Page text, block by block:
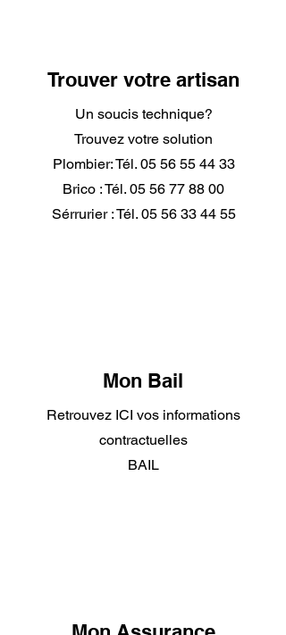
Trouver votre artisan
Un soucis technique?
Trouvez votre solution
Plombier: Tél. 05 56 55 44 33
Brico : Tél. 05 56 77 88 00
Sérrurier : Tél. 05 56 33 44 55
Mon Bail
Retrouvez ICI vos informations
contractuelles
BAIL